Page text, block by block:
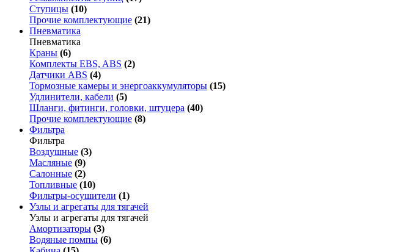
Ступицы (10)
Прочие комплектующие (21)
Пневматика
Пневматика
Краны (6)
Комплекты EBS, ABS (2)
Датчики ABS (4)
Тормозные камеры и энергоаккумуляторы (15)
Удлинители, кабели (5)
Шланги, фитинги, головки, штуцера (40)
Прочие комплектующие (8)
Фильтра
Фильтра
Воздушные (3)
Масляные (9)
Салонные (2)
Топливные (10)
Фильтры-осушители (1)
Узлы и агрегаты для тягачей
Узлы и агрегаты для тягачей
Амортизаторы (3)
Водяные помпы (6)